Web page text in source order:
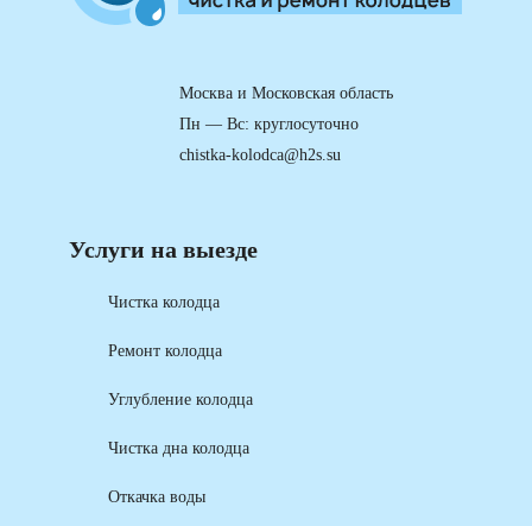
Услуги на выезде
Чистка колодца
Ремонт колодца
Углубление колодца
Чистка дна колодца
Откачка воды
Москва и Московская область
Пн — Вс: круглосуточно
chistka-kolodca@h2s.su